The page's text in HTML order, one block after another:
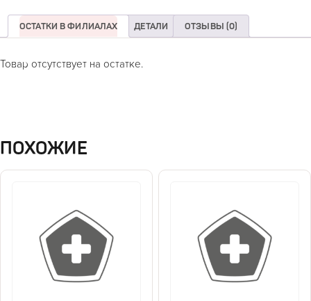
ОСТАТКИ В ФИЛИАЛАХ ДЕТАЛИ ОТЗЫВЫ (0)
Товар отсутствует на остатке.
ПОХОЖИЕ